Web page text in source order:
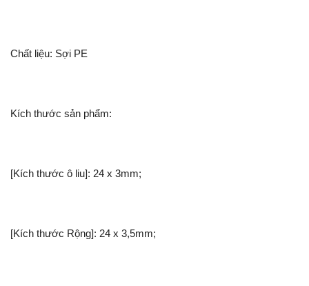
Chất liệu: Sợi PE
Kích thước sản phẩm:
[Kích thước ô liu]: 24 x 3mm;
[Kích thước Rộng]: 24 x 3,5mm;